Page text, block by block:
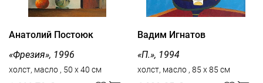
Анатолий Постоюк
«Фрезия», 1996
холст, масло , 50 x 40 см
Вадим Игнатов
«П.», 1994
холст, масло , 85 x 85 см